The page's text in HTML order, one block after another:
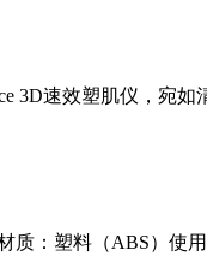
3D速效塑肌仪，宛
：塑料（ABS）使